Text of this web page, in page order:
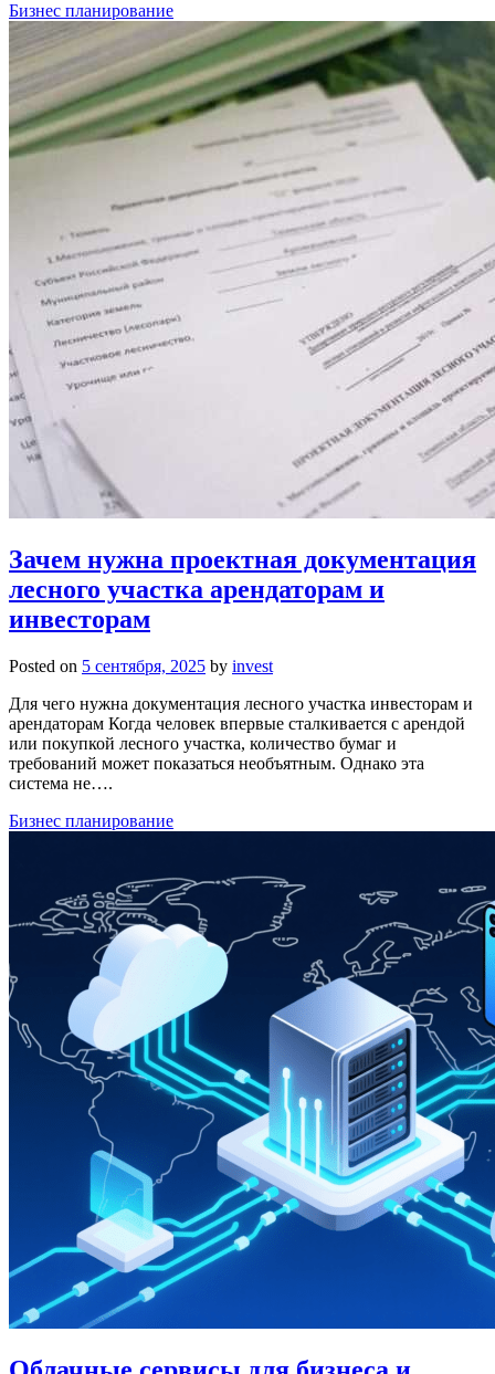
Бизнес планирование
Зачем нужна проектная документация
лесного участка арендаторам и
инвесторам
Posted on 5 сентября, 2025 by invest
Для чего нужна документация лесного участка инвесторам и
арендаторам Когда человек впервые сталкивается с арендой
или покупкой лесного участка, количество бумаг и
требований может показаться необъятным. Однако эта
система не….
Бизнес планирование